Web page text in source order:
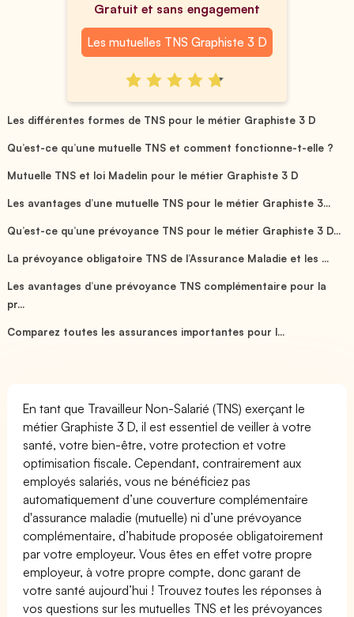
Gratuit et sans engagement
Les mutuelles TNS Graphiste 3 D
Les différentes formes de TNS pour le métier Graphiste 3 D
Qu’est-ce qu’une mutuelle TNS et comment fonctionne-t-elle ?
Mutuelle TNS et loi Madelin pour le métier Graphiste 3 D
Les avantages d’une mutuelle TNS pour le métier Graphiste 3...
Qu’est-ce qu’une prévoyance TNS pour le métier Graphiste 3 D...
La prévoyance obligatoire TNS de l’Assurance Maladie et les ...
Les avantages d’une prévoyance TNS complémentaire pour la
pr...
Comparez toutes les assurances importantes pour l...
En tant que Travailleur Non-Salarié (TNS) exerçant le
métier Graphiste 3 D, il est essentiel de veiller à votre
santé, votre bien-être, votre protection et votre
optimisation fiscale. Cependant, contrairement aux
employés salariés, vous ne bénéficiez pas
automatiquement d’une couverture complémentaire
d'assurance maladie (mutuelle) ni d’une prévoyance
complémentaire, d’habitude proposée obligatoirement
par votre employeur. Vous êtes en effet votre propre
employeur, à votre propre compte, donc garant de
votre santé aujourd’hui ! Trouvez toutes les réponses à
vos questions sur les mutuelles TNS et les prévoyances